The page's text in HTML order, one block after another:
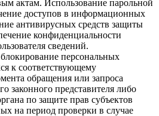
актам. Использование парольной
доступов в информационных
антивирусных средств защиты
конфиденциальности
сведений.
персональных
к соответствующему
обращения или запроса
законного представителя либо
по защите прав субъектов
на период проверки в случае